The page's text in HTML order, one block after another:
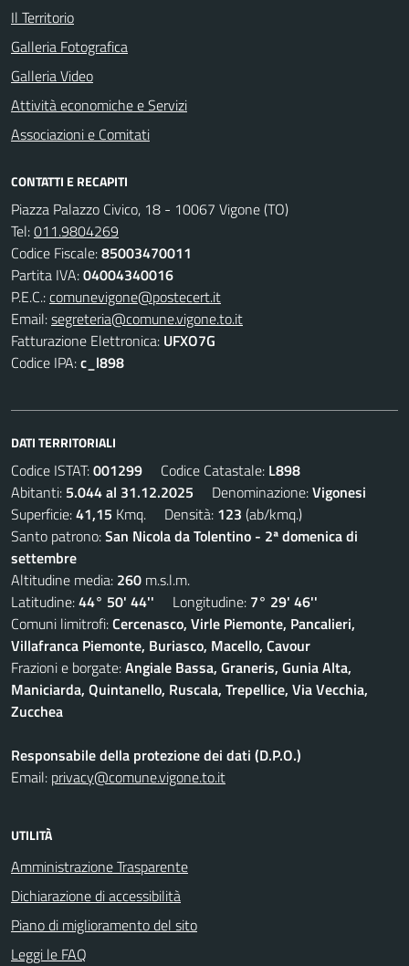
Il Territorio
Galleria Fotografica
Galleria Video
Attività economiche e Servizi
Associazioni e Comitati
CONTATTI E RECAPITI
Piazza Palazzo Civico, 18 - 10067 Vigone (TO)
Tel:011.9804269
Codice Fiscale:85003470011
Partita IVA:04004340016
P.E.C.:comunevigone@postecert.it
Email:segreteria@comune.vigone.to.it
Fatturazione Elettronica: UFXO7G
Codice IPA:c_l898
DATI TERRITORIALI
Codice ISTAT:001299 Codice Catastale: L898
Abitanti: 5.044 al 31.12.2025 Denominazione:Vigonesi
Superficie:41,15 Kmq. Densità: 123 (ab/kmq.)
Santo patrono:San Nicola da Tolentino - 2ª domenica di
settembre
Altitudine media: 260 m.s.l.m.
Latitudine:44° 50' 44'' Longitudine: 7° 29' 46''
Comuni limitrofi:Cercenasco, Virle Piemonte, Pancalieri,
Villafranca Piemonte, Buriasco, Macello, Cavour
Frazioni e borgate:Angiale Bassa, Graneris, Gunia Alta,
Maniciarda, Quintanello, Ruscala, Trepellice, Via Vecchia,
Zucchea
Responsabile della protezione dei dati (D.P.O.)
Email: privacy@comune.vigone.to.it
UTILITÀ
Amministrazione Trasparente
Dichiarazione di accessibilità
Piano di miglioramento del sito
Leggi le FAQ